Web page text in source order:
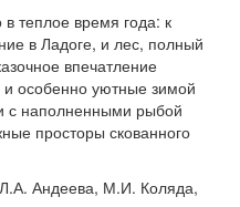
теплое время года: к
в Ладоге, и лес, полный
впечатление
и особенно уютные зимой
с наполненными рыбой
просторы скованного
Андеева, М.И. Коляда,